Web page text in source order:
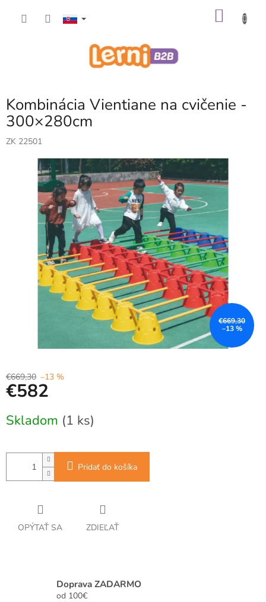
Kombinácia Vientiane na cvičenie -
300×280cm
ZK 22501
€669,30
–13 %
€669,30 –13 %
€582
cena:
Skladom (1 ks)
Pridať do košíka
OPÝTAŤ SA ZDIEĽAŤ
Doprava ZADARMO
od 100€